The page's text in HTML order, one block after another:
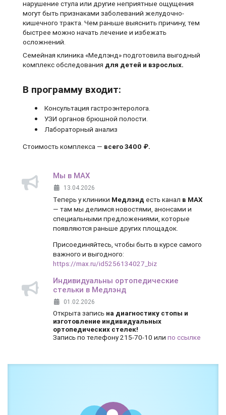
нарушение стула или другие неприятные ощущения
могут быть признаками заболеваний желудочно-
кишечного тракта. Чем раньше выяснить причину, тем
быстрее можно начать лечение и избежать
осложнений.
Семейная клиника «Медлэнд» подготовила выгодный
комплекс обследования для детей и взрослых.
В программу входит:
Консультация гастроэнтеролога.
УЗИ органов брюшной полости.
Лабораторный анализ
Стоимость комплекса — всего 3400 ₽.
Мы в MAX
13.04.2026
Теперь у клиники Медлэнд есть канал в MAX
— там мы делимся новостями, анонсами и
специальными предложениями, которые
появляются раньше других площадок.
Присоединяйтесь, чтобы быть в курсе самого
важного и выгодного:
https://max.ru/id5256134027_biz
Индивидуальны ортопедические
стельки в Медлэнд
01.02.2026
Открыта запись на диагностику стопы и
изготовление индивидуальных
ортопедических стелек!
Запись по телефону 215-70-10 или по ссылке